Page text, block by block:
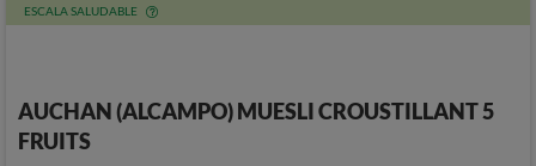
ESCALA SALUDABLE
AUCHAN (ALCAMPO) MUESLI CROUSTILLANT 5
FRUITS